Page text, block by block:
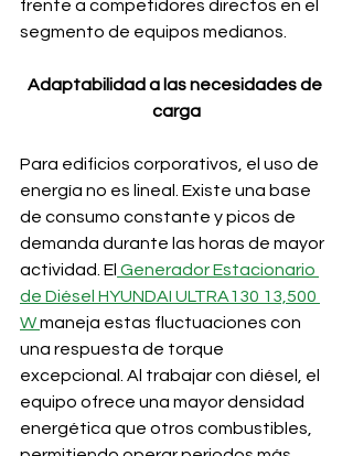
frente a competidores directos en el
segmento de equipos medianos.
Adaptabilidad a las necesidades de
carga
Para edificios corporativos, el uso de
energía no es lineal. Existe una base
de consumo constante y picos de
demanda durante las horas de mayor
actividad. El Generador Estacionario
de Diésel HYUNDAI ULTRA130 13,500
W maneja estas fluctuaciones con
una respuesta de torque
excepcional. Al trabajar con diésel, el
equipo ofrece una mayor densidad
energética que otros combustibles,